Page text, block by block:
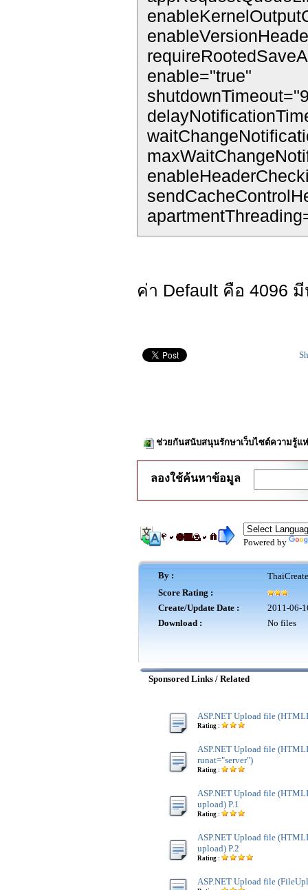
enable="true"
ค่า Default คือ 4096
ช่วยกันสนับสนุนรักษาเว็บไซต์ความรู้แ
ลองใช้ค้นหาข้อมูล
Powered by
By :
Score Rating :
Create/Update Date :
2011-06-
Download :
No files
Sponsored Links / Related
ASP.NET Upload file
Rating :
ASP.NET Upload file
runat="server")
Rating :
ASP.NET Upload file
upload) P.1
Rating :
ASP.NET Upload file
upload) P.2
Rating :
ASP.NET Upload file